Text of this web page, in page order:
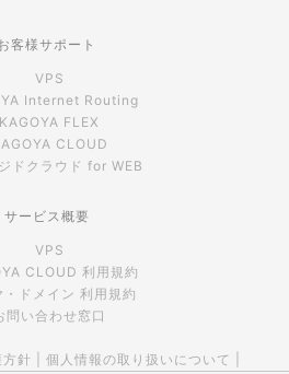
客様サポート
VPS
Internet Routing
KAGOYA FLEX
CLOUD
ドクラウド for WEB
サービス概要
VPS
CLOUD 利用規約
・ドメイン 利用規約
問い合わせ窓口
針 個人情報の取り扱いについて